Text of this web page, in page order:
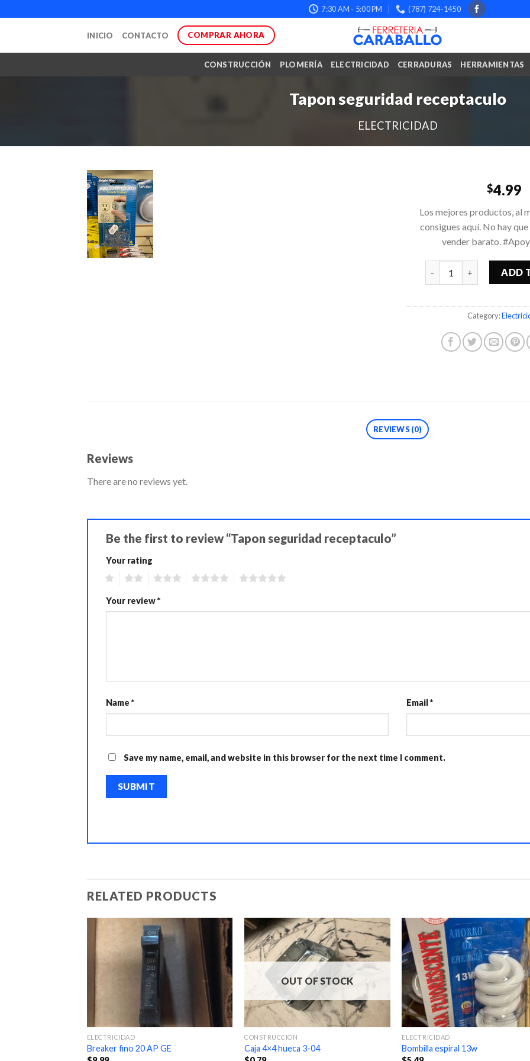
to
7:30 AM - 5:00 PM (787) 724-1450
INICIO CONTACTO COMPRAR AHORA
CONSTRUCCIÓN PLOMERÍA ELECTRICIDAD CERRADURAS HERRAMIENTAS
Tapon seguridad receptaculo
ELECTRICIDAD
$4.99
Los mejores productos, al
consigues aquí. No hay
vender barato.
ADD
Category:
REVIEWS (0)
Reviews
There are no reviews yet.
Be the first to review “Tapon seguridad receptaculo”
Your rating
Your review*
Name * Email*
Save my name, email, and website in this browser for the next time I comment.
RELATED PRODUCTS
ELECTRICIDAD
Breaker fino 20 AP GE
OUT OF STOCK
CONSTRUCCIÓN
Caja 4×4 hueca 3-04
ELECTRICIDAD
Bombilla espiral 13w